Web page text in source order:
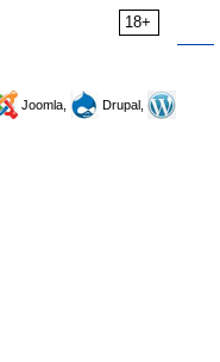
18+
Joomla,
Drupal,